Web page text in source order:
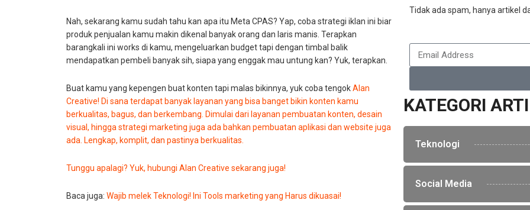
Nah, sekarang kamu sudah tahu kan apa itu Meta CPAS? Yap, coba strategi iklan ini biar
produk penjualan kamu makin dikenal banyak orang dan laris manis. Terapkan
barangkali ini works di kamu, mengeluarkan budget tapi dengan timbal balik
mendapatkan pembeli banyak sih, siapa yang enggak mau untung kan? Yuk, terapkan.
Buat kamu yang kepengen buat konten tapi malas bikinnya, yuk coba tengokAlan
Creative! Di sana terdapat banyak layanan yang bisa banget bikin konten kamu
berkualitas, bagus, dan berkembang. Dimulai dari layanan pembuatan konten, desain
visual, hingga strategi marketing juga ada bahkan pembuatan aplikasi dan website juga
ada. Lengkap, komplit, dan pastinya berkualitas.
Tunggu apalagi? Yuk, hubungi Alan Creative sekarang juga!
Baca juga: Wajib melek Teknologi! Ini Tools marketing yang Harus dikuasai!
Tidak ada spam, hanya artikel
KATEGORI
Teknologi
Social Media